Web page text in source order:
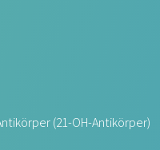
(21-OH-Antikörper)